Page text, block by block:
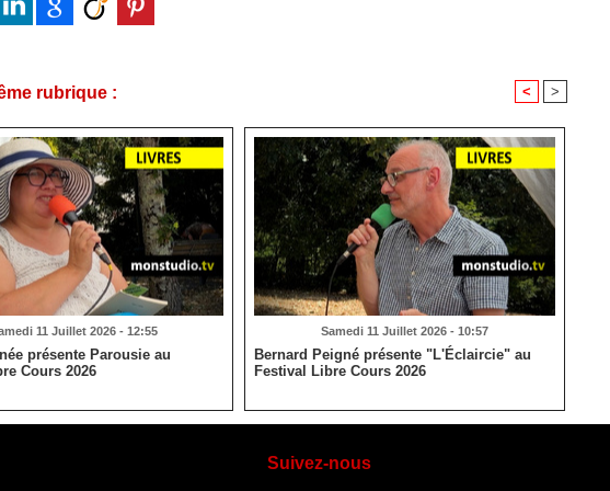
rubrique : < >
11 Juillet 2026 - 12:55
présente Parousie au
Cours 2026
Samedi 11 Juillet 2026 - 10:57
Bernard Peigné présente "L'Éclaircie" au
Festival Libre Cours 2026
Suivez-nous